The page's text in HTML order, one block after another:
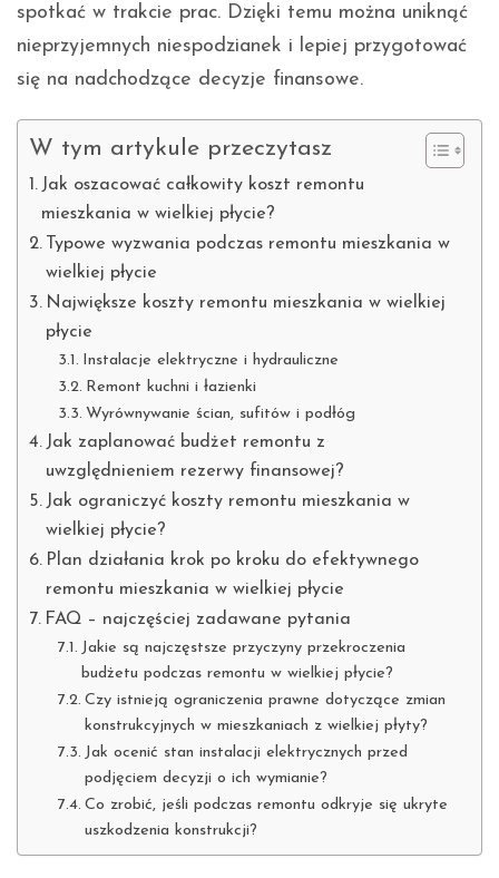
spotkać w trakcie prac. Dzięki temu można uniknąć
nieprzyjemnych niespodzianek i lepiej przygotować
się na nadchodzące decyzje finansowe.
W tym artykule przeczytasz
Jak oszacować całkowity koszt remontu
mieszkania w wielkiej płycie?
Typowe wyzwania podczas remontu mieszkania w
wielkiej płycie
Największe koszty remontu mieszkania w wielkiej
płycie
Instalacje elektryczne i hydrauliczne
Remont kuchni i łazienki
Wyrównywanie ścian, sufitów i podłóg
Jak zaplanować budżet remontu z
uwzględnieniem rezerwy finansowej?
Jak ograniczyć koszty remontu mieszkania w
wielkiej płycie?
Plan działania krok po kroku do efektywnego
remontu mieszkania w wielkiej płycie
FAQ – najczęściej zadawane pytania
Jakie są najczęstsze przyczyny przekroczenia
budżetu podczas remontu w wielkiej płycie?
Czy istnieją ograniczenia prawne dotyczące zmian
konstrukcyjnych w mieszkaniach z wielkiej płyty?
Jak ocenić stan instalacji elektrycznych przed
podjęciem decyzji o ich wymianie?
Co zrobić, jeśli podczas remontu odkryje się ukryte
uszkodzenia konstrukcji?